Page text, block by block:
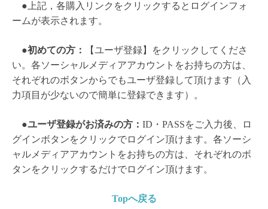
●上記，各購入リンクをクリックするとログインフォ
ームが表示されます。
●初めての方：
【ユーザ登録】をクリックしてくださ
い。各ソーシャルメディアアカウントをお持ちの方は、
それぞれのボタンからでもユーザ登録して頂けます（入
力項目が少ないので簡単に登録できます）。
●ユーザ登録がお済みの方： ID・PASSをご入力後、ロ
グインボタンをクリックでログイン頂けます。各ソーシ
ャルメディアアカウントをお持ちの方は、それぞれのボ
タンをクリックするだけでログイン頂けます。
Topへ戻る